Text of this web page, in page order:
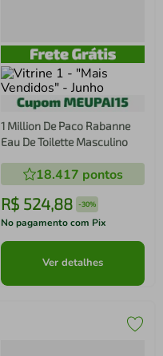
1 Million De Paco Rabanne
Eau De Toilette Masculino
18.417 pontos
R$ 524,88 -30%
No pagamento com Pix
Ver detalhes